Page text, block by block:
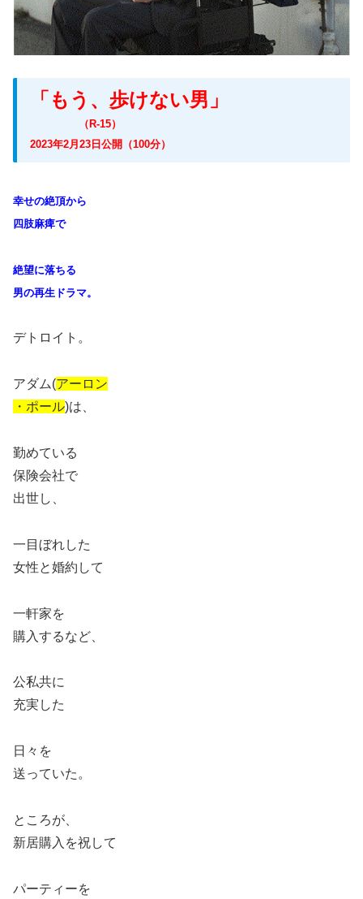
「もう、歩けない男」
（R-15）
2023年2月23日公開（100分）
幸せの絶頂から
四肢麻痺で
絶望に落ちる
男の再生ドラマ。
デトロイト。
アダム(アーロン
・ポール)は、
勤めている
保険会社で
出世し、
一目ぼれした
女性と婚約して
一軒家を
購入するなど、
公私共に
充実した
日々を
送っていた。
ところが、
新居購入を祝して
パーティーを